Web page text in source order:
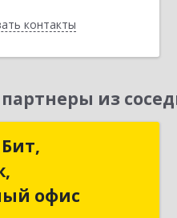
контакты
Назад
из
офис
1С:Первый Бит,
офис